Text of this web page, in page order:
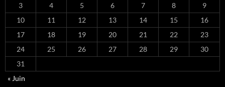
3
4 5 6 7 8
9
10
11 12 13 14 15
16
17
18 19 20 21 22
23
24
25 26 27 28 29
30
31
« Juin